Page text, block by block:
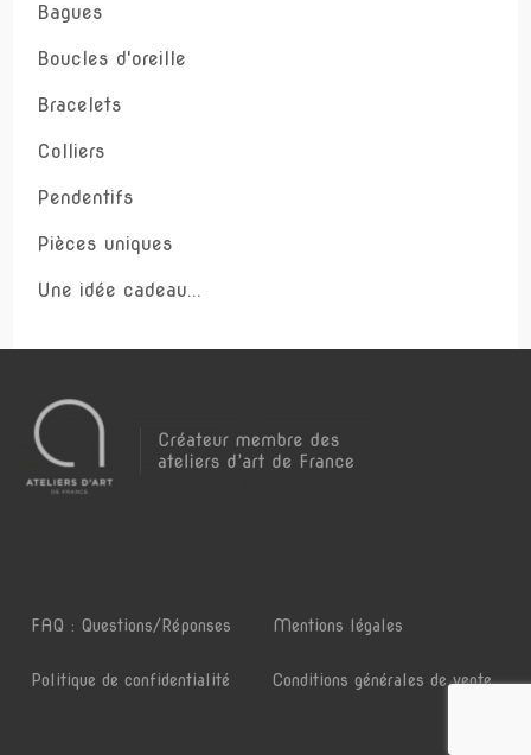
Bagues
Boucles d'oreille
Bracelets
Colliers
Pendentifs
Pièces uniques
Une idée cadeau...
FAQ : Questions/Réponses Mentions légales
Politique de confidentialité Conditions générales de vente